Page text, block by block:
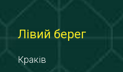
Лівий берег
Краків